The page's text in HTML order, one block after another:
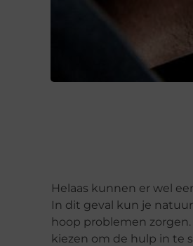
Helaas kunnen er wel
In dit geval kun je
hoop problemen
kiezen om de hulp in te